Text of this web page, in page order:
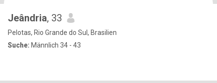
Jeândria, 33
Pelotas, Rio Grande do Sul, Brasilien
Suche: Männlich 34 - 43